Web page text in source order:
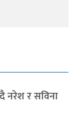
नरेश र सविना